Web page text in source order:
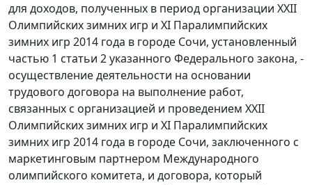
для доходов, полученных в период организации XXII
Олимпийских зимних игр и XI Паралимпийских
зимних игр 2014 года в городе Сочи, установленный
частью 1 статьи 2 указанного Федерального закона, -
осуществление деятельности на основании
трудового договора на выполнение работ,
связанных с организацией и проведением XXII
Олимпийских зимних игр и XI Паралимпийских
зимних игр 2014 года в городе Сочи, заключенного с
маркетинговым партнером Международного
олимпийского комитета, и договора, который